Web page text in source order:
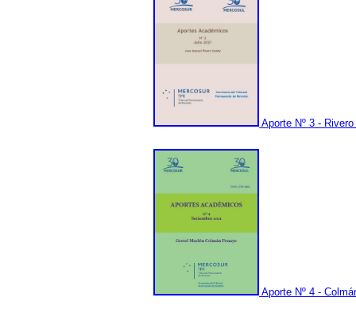
Aporte Nº 3 -
Aporte Nº 4 -